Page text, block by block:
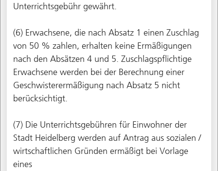
Unterrichtsgebühr gewährt.
(6) Erwachsene, die nach Absatz 1 einen Zuschlag
von 50 % zahlen, erhalten keine Ermäßigungen
nach den Absätzen 4 und 5. Zuschlagspflichtige
Erwachsene werden bei der Berechnung einer
Geschwisterermäßigung nach Absatz 5 nicht
berücksichtigt.
(7) Die Unterrichtsgebühren für Einwohner der
Stadt Heidelberg werden auf Antrag aus sozialen /
wirtschaftlichen Gründen ermäßigt bei Vorlage
eines